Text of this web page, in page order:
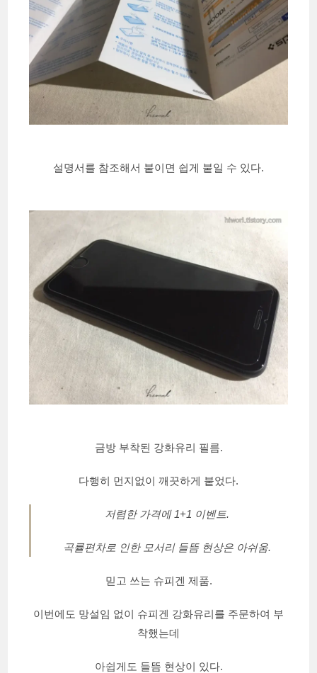
설명서를 참조해서 붙이면 쉽게 붙일 수 있다.
금방 부착된 강화유리 필름.
다행히 먼지없이 깨끗하게 붙었다.
저렴한 가격에 1+1 이벤트.
곡률편차로 인한 모서리 들뜸 현상은 아쉬움.
믿고 쓰는 슈피겐 제품.
이번에도 망설임 없이 슈피겐 강화유리를 주문하여 부
착했는데
아쉽게도 들뜸 현상이 있다.